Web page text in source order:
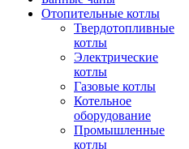
Отопительные котлы
Твердотопливные
котлы
Электрические
котлы
Газовые котлы
Котельное
оборудование
Промышленные
котлы